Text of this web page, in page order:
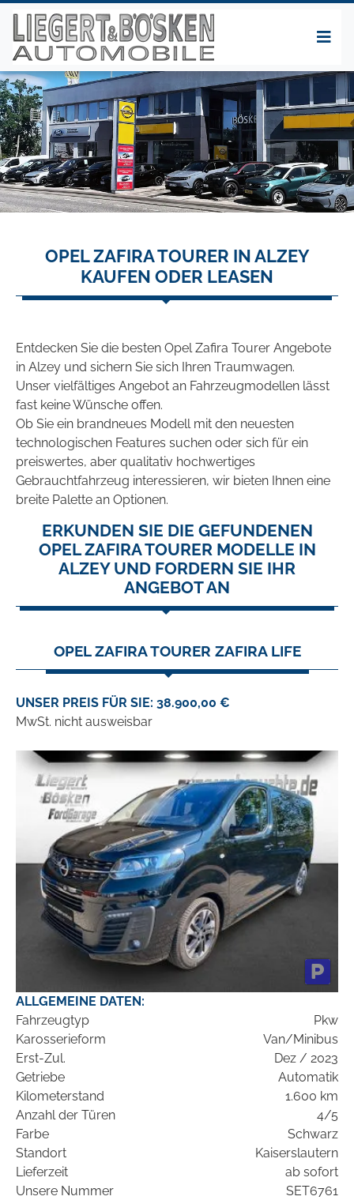
OPEL ZAFIRA TOURER IN ALZEY
KAUFEN ODER LEASEN
Entdecken Sie die besten Opel Zafira Tourer Angebote
in Alzey und sichern Sie sich Ihren Traumwagen.
Unser vielfältiges Angebot an Fahrzeugmodellen lässt
fast keine Wünsche offen.
Ob Sie ein brandneues Modell mit den neuesten
technologischen Features suchen oder sich für ein
preiswertes, aber qualitativ hochwertiges
Gebrauchtfahrzeug interessieren, wir bieten Ihnen eine
breite Palette an Optionen.
ERKUNDEN SIE DIE GEFUNDENEN
OPEL ZAFIRA TOURER MODELLE IN
ALZEY UND FORDERN SIE IHR
ANGEBOT AN
OPEL ZAFIRA TOURER ZAFIRA LIFE
UNSER PREIS FÜR SIE: 38.900,00 €
MwSt. nicht ausweisbar
ALLGEMEINE DATEN:
Fahrzeugtyp
Pkw
Karosserieform
Van/Minibus
Erst-Zul.
Dez / 2023
Getriebe
Automatik
Kilometerstand
1.600 km
Anzahl der Türen
4/5
Farbe
Schwarz
Standort
Kaiserslautern
Lieferzeit
ab sofort
Unsere Nummer
SET6761